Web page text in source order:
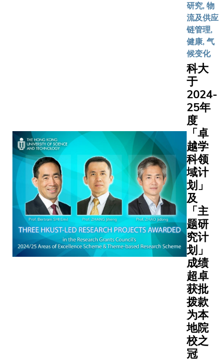
现——
热带低
云反馈
不但正
在扩大
温室效
应，其
幅度更
可能比
科学家
以往所
知的高
出
71%。
教育。是
合作将会
合双方所
长，以增
早期预警
统、加强
害防范能
建设，并
建气候韧
社区等，
现了双方
应对全球
候挑战议
及与世界
象组织
（WMO
倡议的一
理念。科
副校长（
究及发展
郑光廷教
与中国气
局副局长
绍员先生
天于校园
行签署仪
式。是次
作将涵盖
大范畴，
合中国《
研究, 物
流及供应
链管理,
健康, 气
候变化
科大
于
2024-
25年
度
「卓
越学
科领
域计
划」
及
「主
题研
究计
划」
成绩
超卓
获批
拨款
为本
地院
校之
冠